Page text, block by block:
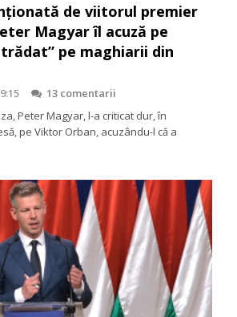
de viitorul premier
Magyar îl acuză pe
pe maghiarii din
13 comentarii
Peter Magyar, l-a criticat dur, în
pe Viktor Orban, acuzându-l că a